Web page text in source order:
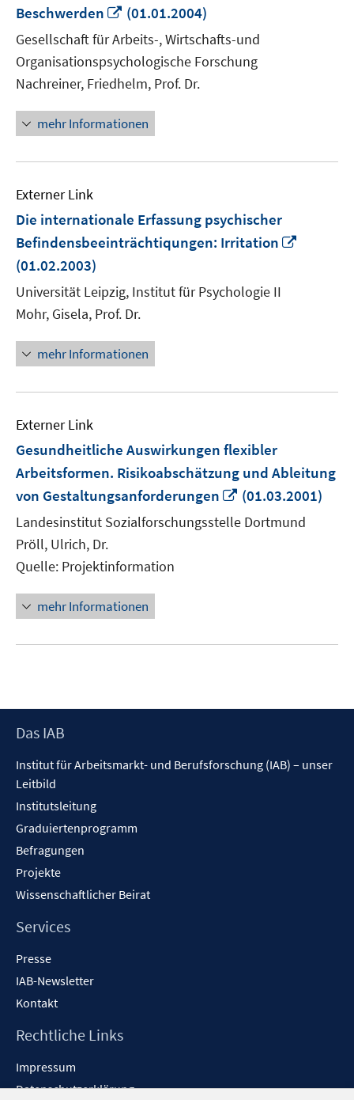
Beschwerden
In
neuem
Fenster
öffnen
(01.01.2004)
Gesellschaft für Arbeits-, Wirtschafts-und
Organisationspsychologische Forschung
Nachreiner, Friedhelm, Prof. Dr.
mehr Informationen
Externer Link
Die internationale Erfassung psychischer
Befindensbeeinträchtiqungen: Irritation
(01.02.2003)
Universität Leipzig, Institut für Psychologie II
Mohr, Gisela, Prof. Dr.
mehr Informationen
Externer Link
Gesundheitliche Auswirkungen flexibler
Arbeitsformen. Risikoabschätzung und Ableitung
von Gestaltungsanforderungen
In
Fenster
(01.03.2001)
Landesinstitut Sozialforschungsstelle Dortmund
Pröll, Ulrich, Dr.
Quelle: Projektinformation
mehr Informationen
Footer
Das IAB
Institut für Arbeitsmarkt- und Berufsforschung (IAB) – unser
Leitbild
Institutsleitung
Graduiertenprogramm
Befragungen
Projekte
Wissenschaftlicher Beirat
Services
Presse
IAB-Newsletter
Kontakt
Rechtliche Links
Impressum
Datenschutzerklärung